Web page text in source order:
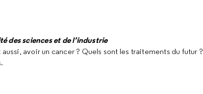
des sciences et de l’industrie
avoir un cancer ? Quels sont les traitements du futur